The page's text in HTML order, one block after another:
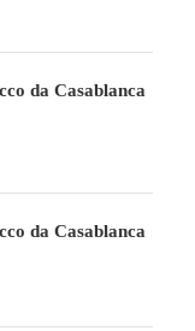
da Casablanca
da Casablanca